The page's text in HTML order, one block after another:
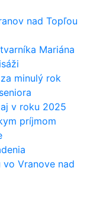
nad Topľou
Mariána
minulý rok
v roku 2025
príjmom
Vranove nad